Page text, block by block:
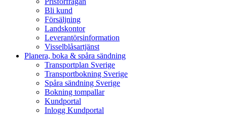
Bli kund
Försäljning
Landskontor
Leverantörsinformation
Visselblåsartjänst
Planera, boka & spåra sändning
Transportplan Sverige
Transportbokning Sverige
Spåra sändning Sverige
Bokning tompallar
Kundportal
Inlogg Kundportal